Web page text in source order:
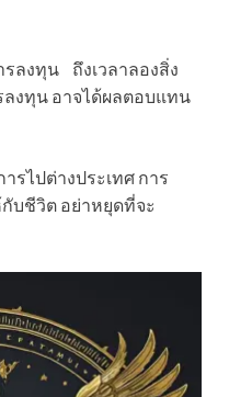
ลงทุน ถึงเวลาลองสิ่ง
ลงทุน อาจได้ผลตอบแทน
ไปต่างประเทศ การ
บชีวิต อย่าหยุดที่จะ